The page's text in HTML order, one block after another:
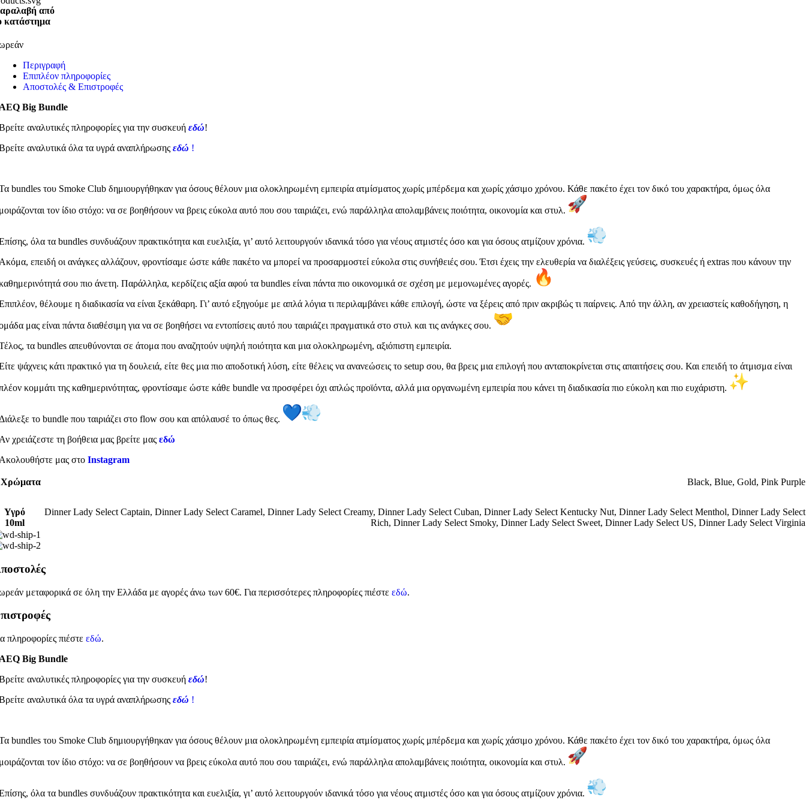
από
κατάστημα
Περιγραφή
Επιπλέον πληροφορίες
Αποστολές & Επιστροφές
Big Bundle
αναλυτικές πληροφορίες για την συσκευή εδώ!
αναλυτικά όλα τα υγρά αναπλήρωσης εδώ !
bundles του Smoke Club δημιουργήθηκαν για όσους θέλουν μια ολοκληρωμένη εμπειρία ατμίσματος χωρίς μπέρδεμα και χωρίς χάσιμο χρόνου. Κάθε πακέτο έχει τον δικό του χαρακτήρα, όμως όλα
τον ίδιο στόχο: να σε βοηθήσουν να βρεις εύκολα αυτό που σου ταιριάζει, ενώ παράλληλα απολαμβάνεις ποιότητα, οικονομία και στυλ.
όλα τα bundles συνδυάζουν πρακτικότητα και ευελιξία, γι’ αυτό λειτουργούν ιδανικά τόσο για νέους ατμιστές όσο και για όσους ατμίζουν χρόνια.
επειδή οι ανάγκες αλλάζουν, φροντίσαμε ώστε κάθε πακέτο να μπορεί να προσαρμοστεί εύκολα στις συνήθειές σου. Έτσι έχεις την ελευθερία να διαλέξεις γεύσεις, συσκευές ή extras που κάνουν την
σου πιο άνετη. Παράλληλα, κερδίζεις αξία αφού τα bundles είναι πάντα πιο οικονομικά σε σχέση με μεμονωμένες αγορές.
θέλουμε η διαδικασία να είναι ξεκάθαρη. Γι’ αυτό εξηγούμε με απλά λόγια τι περιλαμβάνει κάθε επιλογή, ώστε να ξέρεις από πριν ακριβώς τι παίρνεις. Από την άλλη, αν χρειαστείς καθοδήγηση, η
μας είναι πάντα διαθέσιμη για να σε βοηθήσει να εντοπίσεις αυτό που ταιριάζει πραγματικά στο στυλ και τις ανάγκες σου.
τα bundles απευθύνονται σε άτομα που αναζητούν υψηλή ποιότητα και μια ολοκληρωμένη, αξιόπιστη εμπειρία.
ψάχνεις κάτι πρακτικό για τη δουλειά, είτε θες μια πιο αποδοτική λύση, είτε θέλεις να ανανεώσεις το setup σου, θα βρεις μια επιλογή που ανταποκρίνεται στις απαιτήσεις σου. Και επειδή το άτμισμα είναι
κομμάτι της καθημερινότητας, φροντίσαμε ώστε κάθε bundle να προσφέρει όχι απλώς προϊόντα, αλλά μια οργανωμένη εμπειρία που κάνει τη διαδικασία πιο εύκολη και πιο ευχάριστη.
το bundle που ταιριάζει στο flow σου και απόλαυσέ το όπως θες.
χρειάζεστε τη βοήθεια μας βρείτε μας εδώ
μας στο Instagram
Χρώματα Black, Blue, Gold, Pink Purple
Υγρό
10ml
Dinner Lady Select Captain, Dinner Lady Select Caramel, Dinner Lady Select Creamy, Dinner Lady Select Cuban, Dinner Lady Select Kentucky Nut, Dinner Lady Select Menthol, Dinner Lady Select
Rich, Dinner Lady Select Smoky, Dinner Lady Select Sweet, Dinner Lady Select US, Dinner Lady Select Virginia
μεταφορικά σε όλη την Ελλάδα με αγορές άνω των 60€. Για περισσότερες πληροφορίες πιέστε εδώ.
πληροφορίες πιέστε εδώ.
Big Bundle
αναλυτικές πληροφορίες για την συσκευή εδώ!
αναλυτικά όλα τα υγρά αναπλήρωσης εδώ !
bundles του Smoke Club δημιουργήθηκαν για όσους θέλουν μια ολοκληρωμένη εμπειρία ατμίσματος χωρίς μπέρδεμα και χωρίς χάσιμο χρόνου. Κάθε πακέτο έχει τον δικό του χαρακτήρα, όμως όλα
τον ίδιο στόχο: να σε βοηθήσουν να βρεις εύκολα αυτό που σου ταιριάζει, ενώ παράλληλα απολαμβάνεις ποιότητα, οικονομία και στυλ.
όλα τα bundles συνδυάζουν πρακτικότητα και ευελιξία, γι’ αυτό λειτουργούν ιδανικά τόσο για νέους ατμιστές όσο και για όσους ατμίζουν χρόνια.